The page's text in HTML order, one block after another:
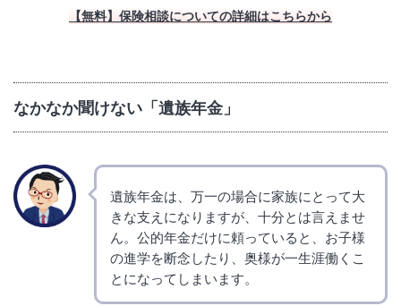
【無料】保険相談についての詳細はこちらから
なかなか聞けない「遺族年金」
遺族年金は、万一の場合に家族にとって大
きな支えになりますが、十分とは言えませ
ん。公的年金だけに頼っていると、お子様
の進学を断念したり、奥様が一生涯働くこ
とになってしまいます。